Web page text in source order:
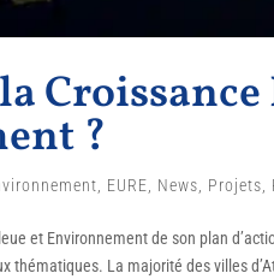
Croissance
?
EURE News Projets
et Environnement de son plan
thématiques. La majorité des villes